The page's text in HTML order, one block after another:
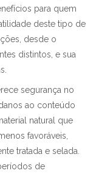
para quem
deste tipo de
desde o
distintos, e sua
segurança no
ao conteúdo
natural que
favoráveis,
tratada e selada.
de